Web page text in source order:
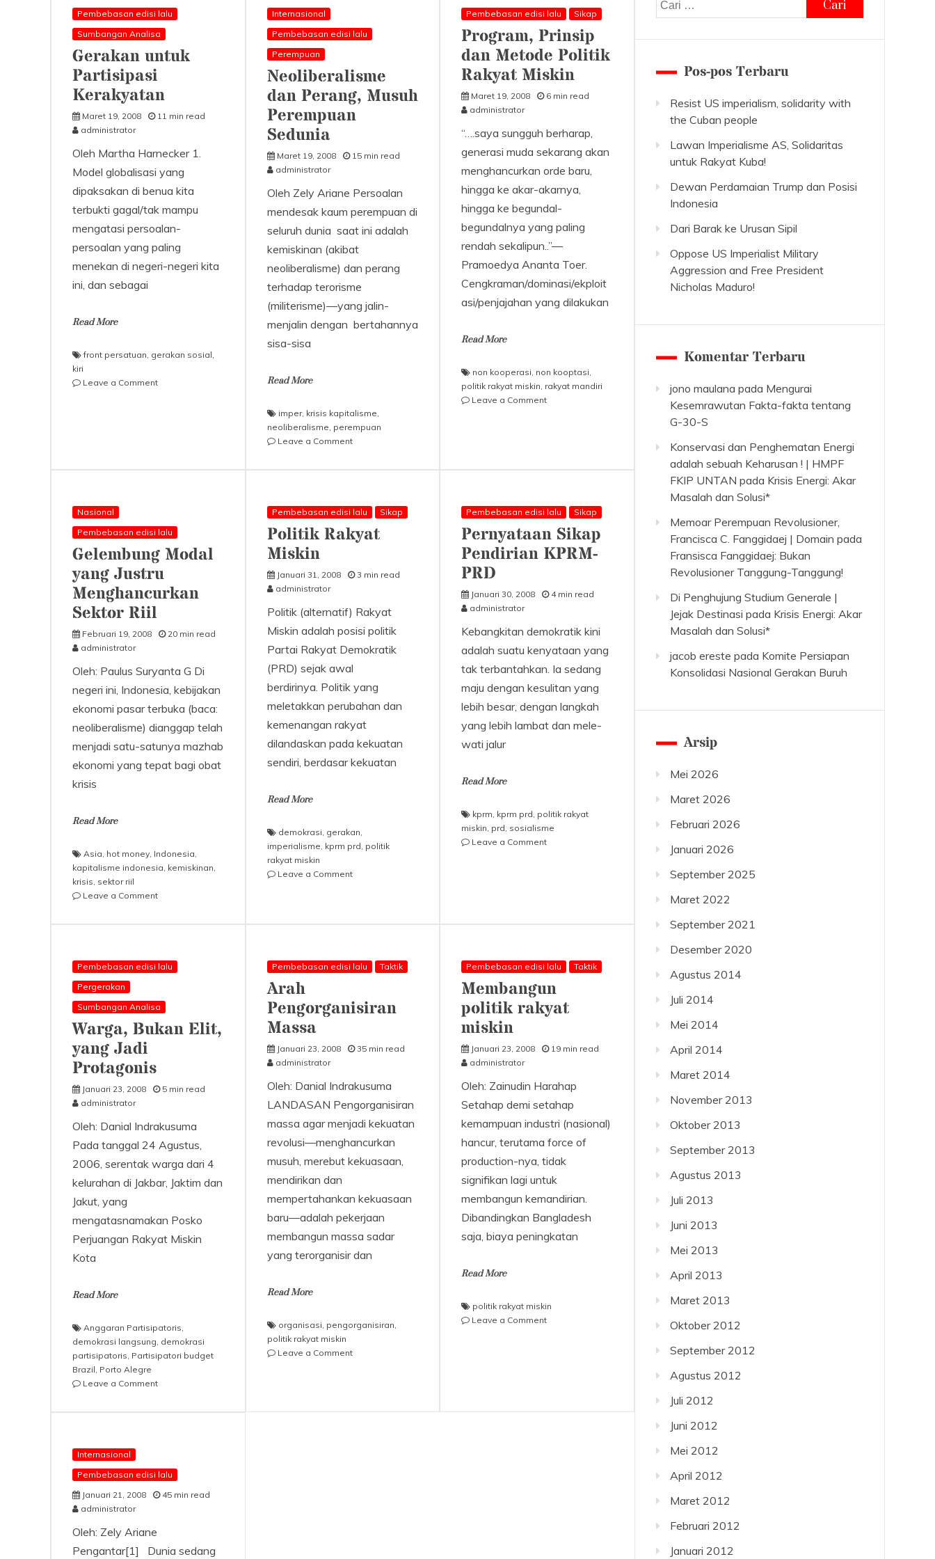
Pembebasan edisi lalu
Sumbangan Analisa
Gerakan untuk
Partisipasi
Kerakyatan
Maret 19, 2008
11 min read
administrator
Oleh Martha Harnecker 1.
Model globalisasi yang
dipaksakan di benua kita
terbukti gagal/tak mampu
mengatasi persoalan-
persoalan yang paling
menekan di negeri-negeri kita
ini, dan sebagai
Read More
front persatuan, gerakan sosial,
kiri
Leave a Commenton
Internasional
Pembebasan edisi lalu
Perempuan
Neoliberalisme
dan Perang, Musuh
Perempuan
Sedunia
Maret 19, 2008
15 min read
administrator
Oleh Zely Ariane Persoalan
mendesak kaum perempuan di
seluruh dunia saat ini adalah
kemiskinan (akibat
neoliberalisme) dan perang
terhadap terorisme
(militerisme)—yang jalin-
menjalin dengan bertahannya
sisa-sisa
Read More
imper, krisis kapitalisme,
neoliberalisme, perempuan
Leave a Commenton
dan
Perempuan
Pembebasan edisi lalu Sikap
Program, Prinsip
dan Metode Politik
Rakyat Miskin
Maret 19, 2008
6 min read
administrator
“….saya sungguh berharap,
generasi muda sekarang akan
menghancurkan orde baru,
hingga ke akar-akarnya,
hingga ke begundal-
begundalnya yang paling
rendah sekalipun..”—
Pramoedya Ananta Toer.
Cengkraman/dominasi/ekploit
asi/penjajahan yang dilakukan
Read More
non kooperasi, non kooptasi,
politik rakyat miskin, rakyat mandiri
Leave a Commenton
Politik
Nasional
Pembebasan edisi lalu
Gelembung Modal
yang Justru
Menghancurkan
Sektor Riil
Februari 19, 2008
20 min read
administrator
Oleh: Paulus Suryanta G Di
negeri ini, Indonesia, kebijakan
ekonomi pasar terbuka (baca:
neoliberalisme) dianggap telah
menjadi satu-satunya mazhab
ekonomi yang tepat bagi obat
krisis
Read More
Asia, hot money, Indonesia,
kapitalisme indonesia, kemiskinan,
krisis, sektor riil
Leave a Commenton
Modal
Menghancurkan
Pembebasan edisi lalu Sikap
Politik Rakyat
Miskin
Januari 31, 2008
3 min read
administrator
Politik (alternatif) Rakyat
Miskin adalah posisi politik
Partai Rakyat Demokratik
(PRD) sejak awal
berdirinya. Politik yang
meletakkan perubahan dan
kemenangan rakyat
dilandaskan pada kekuatan
sendiri, berdasar kekuatan
Read More
demokrasi, gerakan,
imperialisme, kprm prd, politik
rakyat miskin
Leave a Commenton
Pembebasan edisi lalu Sikap
Pernyataan Sikap
Pendirian KPRM-
PRD
Januari 30, 2008
4 min read
administrator
Kebangkitan demokratik kini
adalah suatu kenyataan yang
tak terbantahkan. Ia sedang
maju dengan kesulitan yang
lebih besar, dengan langkah
yang lebih lambat dan mele­
wati jalur
Read More
kprm, kprm prd, politik rakyat
miskin, prd, sosialisme
Leave a Commenton
Pembebasan edisi lalu
Pergerakan
Sumbangan Analisa
Warga, Bukan Elit,
yang Jadi
Protagonis
Januari 23, 2008
5 min read
administrator
Oleh: Danial Indrakusuma
Pada tanggal 24 Agustus,
2006, serentak warga dari 4
kelurahan di Jakbar, Jaktim dan
Jakut, yang
mengatasnamakan Posko
Perjuangan Rakyat Miskin
Kota
Read More
Anggaran Partisipatoris,
demokrasi langsung, demokrasi
partisipatoris, Partisipatori budget
Brazil, Porto Alegre
Leave a Commenton
Bukan
Protagonis
Pembebasan edisi lalu Taktik
Arah
Pengorganisiran
Massa
Januari 23, 2008
35 min read
administrator
Oleh: Danial Indrakusuma
LANDASAN Pengorganisiran
massa agar menjadi kekuatan
revolusi—menghancurkan
musuh, merebut kekuasaan,
mendirikan dan
mempertahankan kekuasaan
baru—adalah pekerjaan
membangun massa sadar
yang terorganisir dan
Read More
organisasi, pengorganisiran,
politik rakyat miskin
Leave a Commenton
Pembebasan edisi lalu Taktik
Membangun
politik rakyat
miskin
Januari 23, 2008
19 min read
administrator
Oleh: Zainudin Harahap
Setahap demi setahap
kemampuan industri (nasional)
hancur, terutama force of
production-nya, tidak
signifikan lagi untuk
membangun kemandirian.
Dibandingkan Bangladesh
saja, biaya peningkatan
Read More
politik rakyat miskin
Leave a Commenton
Internasional
Pembebasan edisi lalu
Januari 21, 2008
45 min read
administrator
Oleh: Zely Ariane
Pengantar[1] Dunia sedang
untuk:
Pos-pos Terbaru
Resist US imperialism, solidarity with
the Cuban people
Lawan Imperialisme AS, Solidaritas
untuk Rakyat Kuba!
Dewan Perdamaian Trump dan Posisi
Indonesia
Dari Barak ke Urusan Sipil
Oppose US Imperialist Military
Aggression and Free President
Nicholas Maduro!
Komentar Terbaru
jono maulana pada Mengurai
Kesemrawutan Fakta-fakta tentang
G-30-S
Konservasi dan Penghematan Energi
adalah sebuah Keharusan ! | HMPF
FKIP UNTAN pada Krisis Energi: Akar
Masalah dan Solusi*
Memoar Perempuan Revolusioner,
Francisca C. Fanggidaej | Domain pada
Fransisca Fanggidaej: Bukan
Revolusioner Tanggung-Tanggung!
Di Penghujung Studium Generale |
Jejak Destinasi pada Krisis Energi: Akar
Masalah dan Solusi*
jacob ereste pada Komite Persiapan
Konsolidasi Nasional Gerakan Buruh
Arsip
Mei 2026
Maret 2026
Februari 2026
Januari 2026
September 2025
Maret 2022
September 2021
Desember 2020
Agustus 2014
Juli 2014
Mei 2014
April 2014
Maret 2014
November 2013
Oktober 2013
September 2013
Agustus 2013
Juli 2013
Juni 2013
Mei 2013
April 2013
Maret 2013
Oktober 2012
September 2012
Agustus 2012
Juli 2012
Juni 2012
Mei 2012
April 2012
Maret 2012
Februari 2012
Januari 2012